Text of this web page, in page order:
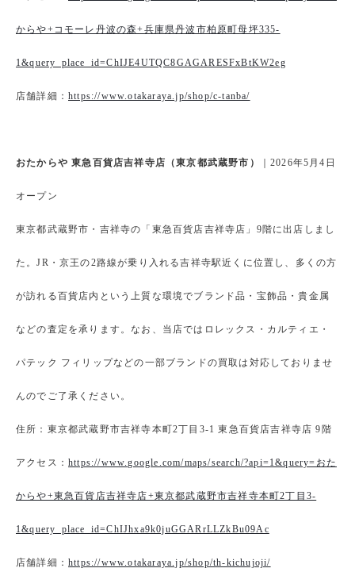
からや+コモーレ丹波の森+兵庫県丹波市柏原町母坪335-
1&query_place_id=ChIJE4UTQC8GAGARESFxBtKW2eg
店舗詳細： https://www.otakaraya.jp/shop/c-tanba/
おたからや 東急百貨店吉祥寺店（東京都武蔵野市） ｜2026年5月4日
オープン
東京都武蔵野市・吉祥寺の「東急百貨店吉祥寺店」9階に出店しまし
た。JR・京王の2路線が乗り入れる吉祥寺駅近くに位置し、多くの方
が訪れる百貨店内という上質な環境でブランド品・宝飾品・貴金属
などの査定を承ります。なお、当店ではロレックス・カルティエ・
パテック フィリップなどの一部ブランドの買取は対応しておりませ
んのでご了承ください。
住所：東京都武蔵野市吉祥寺本町2丁目3-1 東急百貨店吉祥寺店 9階
アクセス： https://www.google.com/maps/search/?api=1&query=おた
からや+東急百貨店吉祥寺店+東京都武蔵野市吉祥寺本町2丁目3-
1&query_place_id=ChIJhxa9k0juGGARrLLZkBu09Ac
店舗詳細： https://www.otakaraya.jp/shop/th-kichujoji/